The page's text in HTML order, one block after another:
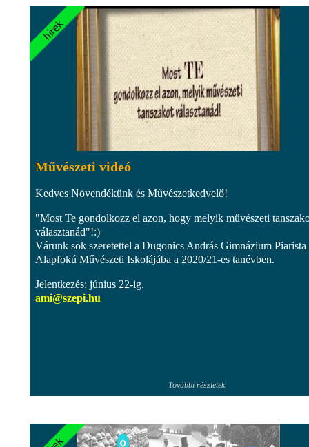
Művészeti videó
Kedves Növendékünk és Művészetkedvelő!
"Most Te gondolkozz el azon, hogy melyik művészeti
választanád"!:)
Várunk sok szeretettel a Dugonics András Gimnázium Piarista
Alapfokú Művészeti Iskolájába a 2020/21-es tanévben.
Jelentkezés: június 22-ig.
ami@szepi.hu
További részletek